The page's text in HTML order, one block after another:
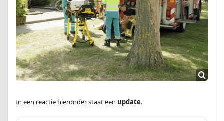
In een reactie hieronder staat een update.